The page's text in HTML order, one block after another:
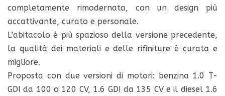
completamente rimodernata, con un design più
accattivante, curato e personale.
L’abitacolo è più spazioso della versione precedente,
la qualità dei materiali e delle rifiniture è curata e
migliore.
Proposta con due versioni di motori: benzina 1.0 T-
GDI da 100 o 120 CV, 1.6 GDI da 135 CV e il diesel 1.6